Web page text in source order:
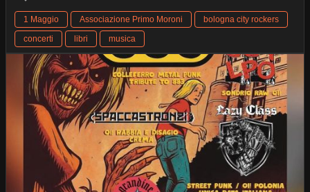
1 Maggio Associazione Primo Moroni
bologna city rockers
concerti
libri musica